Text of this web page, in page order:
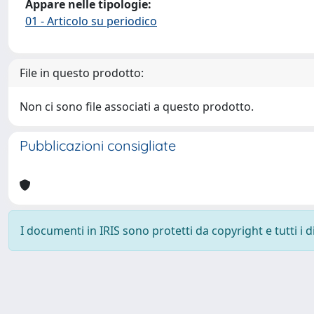
Appare nelle tipologie:
01 - Articolo su periodico
File in questo prodotto:
Non ci sono file associati a questo prodotto.
Pubblicazioni consigliate
I documenti in IRIS sono protetti da copyright e tutti i